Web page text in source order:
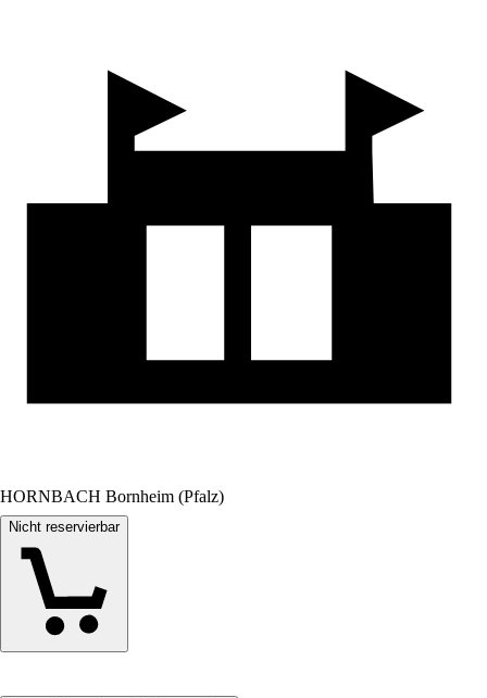
HORNBACH Bornheim (Pfalz)
Nicht reservierbar